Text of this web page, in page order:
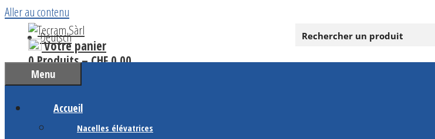
Aller au contenu
Deutsch
Votre panier
0 Produits –CHF0.00
Menu
Accueil
Nacelles élévatrices